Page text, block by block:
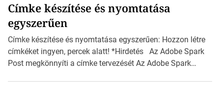
Címke készítése és nyomtatása
egyszerűen
Címke készítése és nyomtatása egyszerűen: Hozzon létre
címkéket ingyen, percek alatt! *Hirdetés Az Adobe Spark
Post megkönnyíti a címke tervezését Az Adobe Spark